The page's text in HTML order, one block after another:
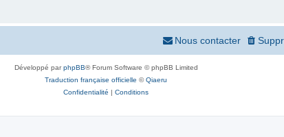
Nous contacter
Développé parphpBB® Forum Software © phpBB Limited
Traduction française officielle ©Qiaeru
Confidentialité | Conditions